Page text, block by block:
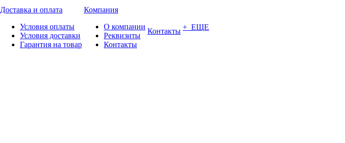
Доставка и оплата
Условия оплаты
Условия доставки
Гарантия на товар
Компания
О компании
Реквизиты
Контакты
Контакты + ЕЩЕ